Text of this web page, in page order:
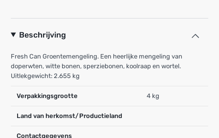
Beschrijving
Fresh Can Groentemengeling. Een heerlijke mengeling van
doperwten, witte bonen, sperziebonen, koolraap en wortel.
Uitlekgewicht: 2.655 kg
Verpakkingsgrootte 4 kg
Land van herkomst/Productieland
Contactgegevens